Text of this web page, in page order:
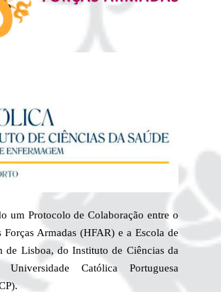
um Protocolo de Colaboração entre o
Forças Armadas (HFAR) e a Escola de
de Lisboa, do Instituto de Ciências da
Católica Portuguesa